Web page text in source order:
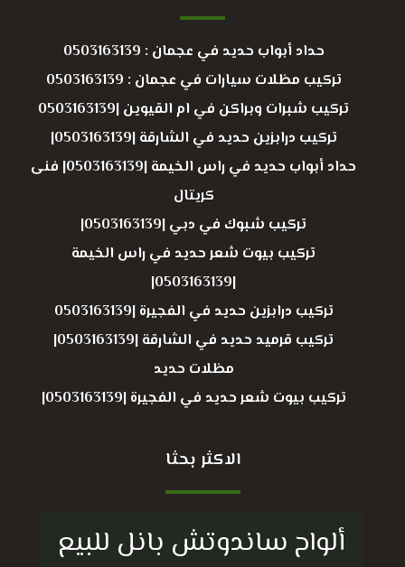
حداد أبواب حديد في عجمان : 0503163139
تركيب مظلات سيارات في عجمان : 0503163139
تركيب شبرات وبراكن في ام القيوين |0503163139
تركيب درابزين حديد في الشارقة |0503163139|
حداد أبواب حديد في راس الخيمة |0503163139| فنى
كريتال
تركيب شبوك في دبي |0503163139|
تركيب بيوت شعر حديد في راس الخيمة
|0503163139|
تركيب درابزين حديد في الفجيرة |0503163139
تركيب قرميد حديد في الشارقة |0503163139|
مظلات حديد
تركيب بيوت شعر حديد في الفجيرة |0503163139|
الاكثر بحثا
ألواح ساندوتش بانل للبيع